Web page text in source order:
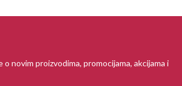
novim proizvodima, promocijama, akcijama i